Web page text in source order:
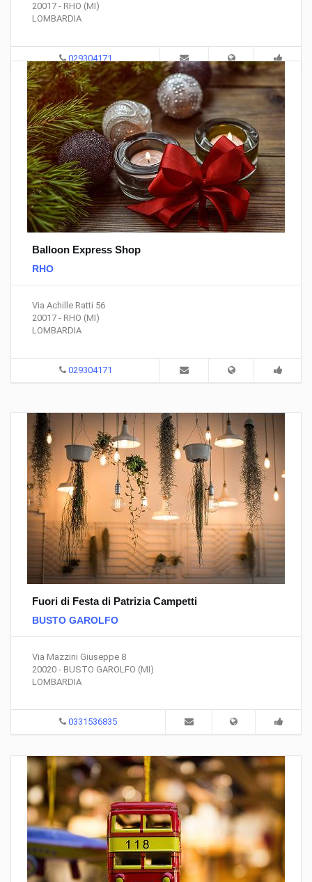
20017 - RHO (MI)
LOMBARDIA
029304171
Balloon Express Shop
RHO
Via Achille Ratti 56
20017 - RHO (MI)
LOMBARDIA
029304171
Fuori di Festa di Patrizia Campetti
BUSTO GAROLFO
Via Mazzini Giuseppe 8
20020 - BUSTO GAROLFO (MI)
LOMBARDIA
0331536835